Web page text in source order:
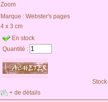
Zoom
Marque : Webster's pages
4 x 3 cm
En stock
Quantité :
Stock
+ de détails